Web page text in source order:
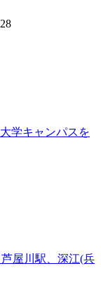
学キャンパスを
屋川駅、深江(兵